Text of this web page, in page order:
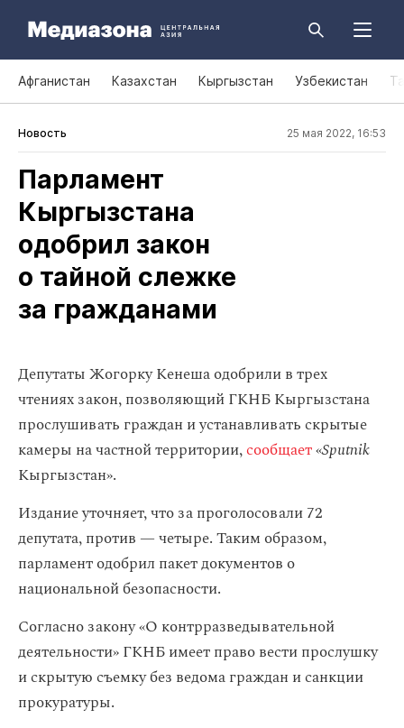
Афганистан Казахстан Кыргызстан Узбекистан
Новость 25 мая 2022, 16:53
Парламент
Кыргызстана
одобрил закон
о тайной слежке
за гражданами
Депутаты Жогорку Кенеша одобрили в трех
чтениях закон, позволяющий ГКНБ Кыргызстана
прослушивать граждан и устанавливать скрытые
камеры на частной территории,сообщает«Sputnik
Кыргызстан».
Издание уточняет, что за проголосовали 72
депутата, против — четыре. Таким образом,
парламент одобрил пакет документов о
национальной безопасности.
Согласно закону «О контрразведывательной
деятельности» ГКНБ имеет право вести прослушку
и скрытую съемку без ведома граждан и санкции
прокуратуры.